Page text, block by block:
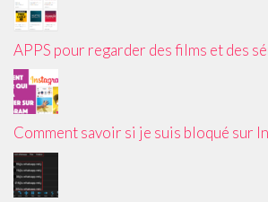
APPS pour regarder des films et des
Comment savoir si je suis bloqué sur